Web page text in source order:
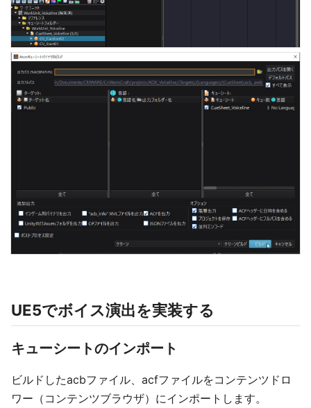
UE5でボイス演出を実装する
キューシートのインポート
ビルドしたacbファイル、acfファイルをコンテンツドロ
ワー（コンテンツブラウザ）にインポートします。